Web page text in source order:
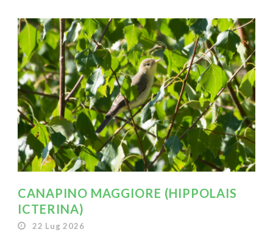
CANAPINO MAGGIORE (HIPPOLAIS
ICTERINA)
22 Lug 2026